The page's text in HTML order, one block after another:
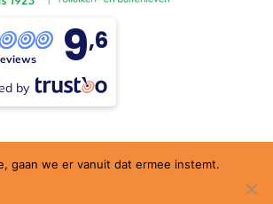
9,6
by
gaan we er vanuit dat ermee instemt.